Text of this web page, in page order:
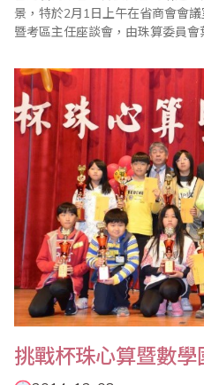
景，特於2月1日上午在省商會會
暨考區主任座談會，由珠算委員
委員會有多位成員、老師長期投
值得嘉許。 會中除報告珠算委員會103年度珠算推廣工作外，也通
過104年度各項重點工作，包括1
挑戰杯珠心算暨數